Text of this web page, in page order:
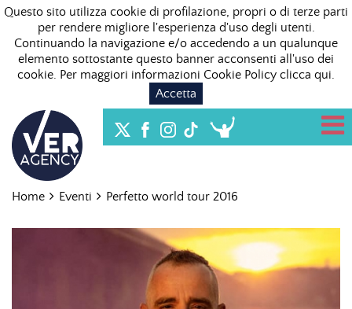
Questo sito utilizza cookie di profilazione, propri o di terze parti
per rendere migliore l'esperienza d'uso degli utenti.
Continuando la navigazione e/o accedendo a un qualunque
elemento sottostante questo banner acconsenti all'uso dei
cookie. Per maggiori informazioni Cookie Policy clicca qui.
Accetta
Home Eventi Perfetto world tour 2016